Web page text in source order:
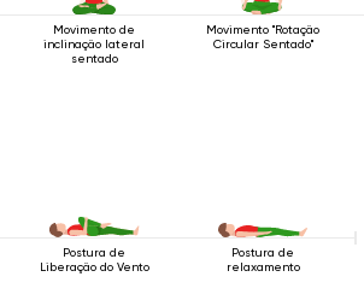
Movimento de
inclinação lateral
sentado
Movimento "Rotação
Circular Sentado"
Postura de
Liberação do Vento
Postura de
relaxamento